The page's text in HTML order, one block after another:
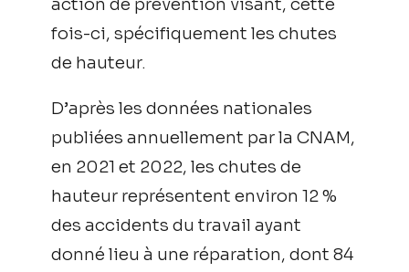
fois-ci, spécifiquement les chutes
de hauteur.
D’après les données nationales
publiées annuellement par la CNAM,
en 2021 et 2022, les chutes de
hauteur représentent environ 12 %
des accidents du travail ayant
donné lieu à une réparation, dont 84